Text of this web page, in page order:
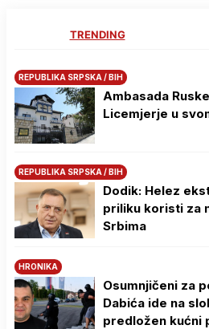
TRENDING
REPUBLIKA SRPSKA / BIH
Ambasada
Licemjerje u
REPUBLIKA SRPSKA / BIH
Dodik: Helez
priliku koristi za
Srbima
HRONIKA
Osumnjičeni za
Dabića ide na
predložen kućni